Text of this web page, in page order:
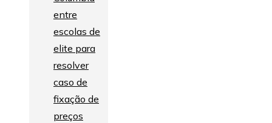
entre
escolas de
elite para
resolver
caso de
fixação de
preços